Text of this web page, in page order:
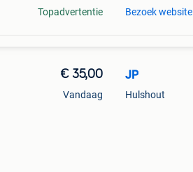
Topadvertentie Bezoek website
€ 35,00
Vandaag
JP
Hulshout